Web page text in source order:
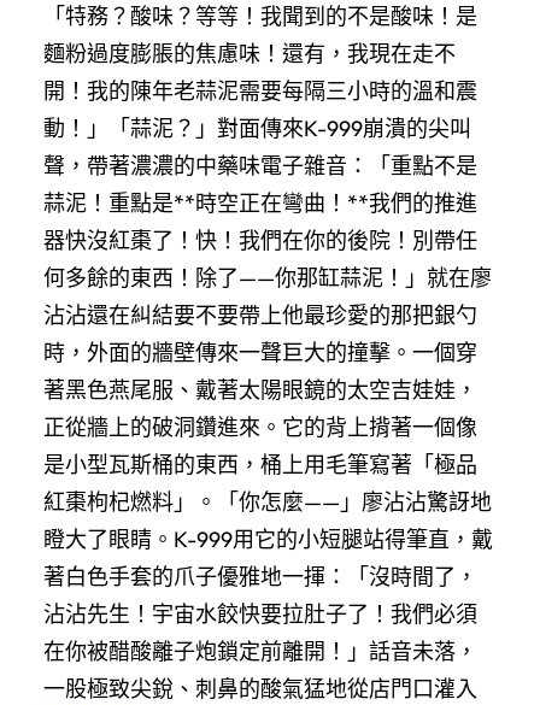
「特務？酸味？等等！我聞到的不是酸味！是
麵粉過度膨脹的焦慮味！還有，我現在走不
開！我的陳年老蒜泥需要每隔三小時的溫和震
動！」「蒜泥？」對面傳來K-999崩潰的尖叫
聲，帶著濃濃的中藥味電子雜音：「重點不是
蒜泥！重點是**時空正在彎曲！**我們的推進
器快沒紅棗了！快！我們在你的後院！別帶任
何多餘的東西！除了——你那缸蒜泥！」就在廖
沾沾還在糾結要不要帶上他最珍愛的那把銀勺
時，外面的牆壁傳來一聲巨大的撞擊。一個穿
著黑色燕尾服、戴著太陽眼鏡的太空吉娃娃，
正從牆上的破洞鑽進來。它的背上揹著一個像
是小型瓦斯桶的東西，桶上用毛筆寫著「極品
紅棗枸杞燃料」。「你怎麼——」廖沾沾驚訝地
瞪大了眼睛。K-999用它的小短腿站得筆直，戴
著白色手套的爪子優雅地一揮：「沒時間了，
沾沾先生！宇宙水餃快要拉肚子了！我們必須
在你被醋酸離子炮鎖定前離開！」話音未落，
一股極致尖銳、刺鼻的酸氣猛地從店門口灌入